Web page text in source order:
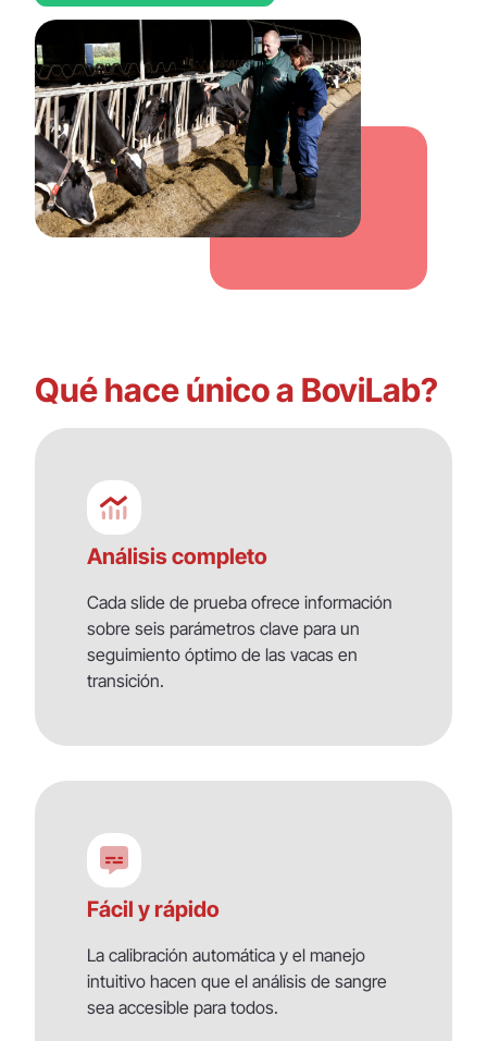
Qué hace único a BoviLab?
Análisis completo
Cada slide de prueba ofrece información
sobre seis parámetros clave para un
seguimiento óptimo de las vacas en
transición.
Fácil y rápido
La calibración automática y el manejo
intuitivo hacen que el análisis de sangre
sea accesible para todos.